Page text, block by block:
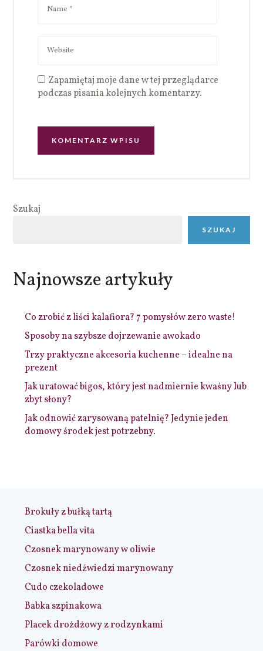
Zapamiętaj moje dane w tej przeglądarce
podczas pisania kolejnych komentarzy.
Szukaj
SZUKAJ
Najnowsze artykuły
Co zrobić z liści kalafiora? 7 pomysłów zero waste!
Sposoby na szybsze dojrzewanie awokado
Trzy praktyczne akcesoria kuchenne – idealne na
prezent
Jak uratować bigos, który jest nadmiernie kwaśny lub
zbyt słony?
Jak odnowić zarysowaną patelnię? Jedynie jeden
domowy środek jest potrzebny.
Brokuły z bułką tartą
Ciastka bella vita
Czosnek marynowany w oliwie
Czosnek niedźwiedzi marynowany
Cudo czekoladowe
Babka szpinakowa
Placek drożdżowy z rodzynkami
Parówki domowe